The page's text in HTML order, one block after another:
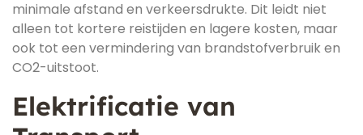
minimale afstand en verkeersdrukte. Dit leidt niet
alleen tot kortere reistijden en lagere kosten, maar
ook tot een vermindering van brandstofverbruik en
CO2-uitstoot.
Elektrificatie van